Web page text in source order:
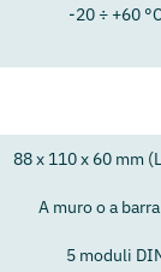
-20 ÷ +60 °C
88 x 110 x 60 mm
A muro o a
5 moduli